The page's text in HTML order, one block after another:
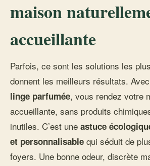
maison
accueillante
Parfois, ce sont les solutions les
donnent les meilleurs résultats.
linge parfumée, vous rendez votre
accueillante, sans produits
inutiles. C’est une astuce
et personnalisable qui séduit de
foyers. Une bonne odeur, discrète